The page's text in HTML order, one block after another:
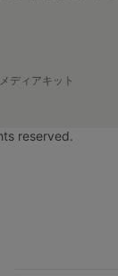
メディアキット
reserved.